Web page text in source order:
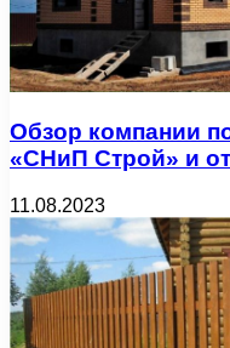
Обзор компании
«СНиП Строй» и
11.08.2023